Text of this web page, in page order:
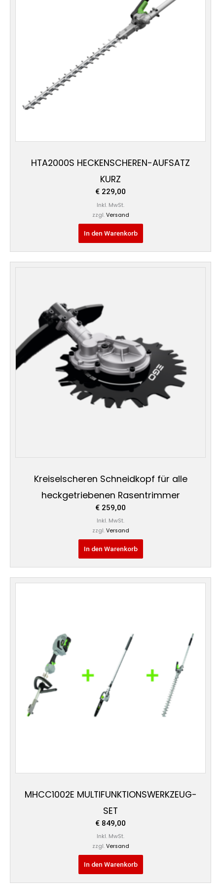
HTA2000S HECKENSCHEREN-AUFSATZ
KURZ
€ 229,00
Inkl. MwSt.
zzgl. Versand
In den Warenkorb
Kreiselscheren Schneidkopf für alle
heckgetriebenen Rasentrimmer
€ 259,00
Inkl. MwSt.
zzgl. Versand
In den Warenkorb
MHCC1002E MULTIFUNKTIONSWERKZEUG-
SET
€ 849,00
Inkl. MwSt.
zzgl. Versand
In den Warenkorb